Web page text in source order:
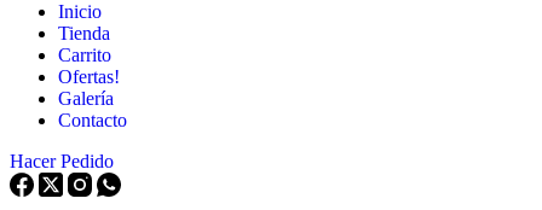
Inicio
Tienda
Carrito
Ofertas!
Galería
Contacto
Hacer Pedido